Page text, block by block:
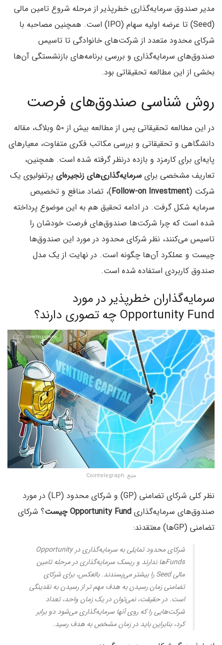
مدیر صندوق سرمایه‌گذاری خطرپذیر از مرحله شروع تامین مالی
(Seed) تا عرضه اولیه سهام (IPO) است. همچنین مصاحبه با
شرکای محدود متعدد از شرکت‌های خانوادگی تا تاسیس
صندوق‌های سرمایه‌گذاری و بررسی برنامه‌های بازنشستگی آن‌ها
بخشی از این مطالعه تحقیقاتی بود.
روش شناسی صندوق‌های فرصت
در این مطالعه تحقیقاتی پس از مطالعه بیش از ۵۰ وبلاگ، مقاله
دانشگاهی و تحقیقاتی و بررسی مکاتب فکری متفاوت، معیارهای
پایه‌ای برای کارمزد و بازده درنظر گرفته شده است. همچنین،
تعاریف مشخصی برای سرمایه‌گذاری‌های زنجیره‌ای پرتفولیوی یک
شرکت (Follow-on Investment)، تضاد منافع و تخصیص
سرمایه شکل گرفت. در ادامه تحقیق هم به این موضوع پرداخته
شده است که چرا شرکت‌ها صندوق‌های فرصت خودشان را
تاسیس می‌کنند، نظر شرکای محدود در مورد این صندوق‌ها
چیست و عملکرد آن‌ها چگونه است. در نهایت از یک مدل
صندوق کاربردی استفاده شده است.
سرمایه‌گذاران خطرپذیر در مورد
Opportunity Fund چه تصوری دارند؟
منبع: Cointelegraph
نظر کلی شرکای تضامنی (GP) و شرکای محدود (LP) در مورد
صندوق‌های سرمایه‌گذاری
؟ شرکای
تضامنی (GPها) معتقدند:
شرکای محدود تمایلی به سرمایه‌گذاری در Opportunity
Fundsها ندارند و ریسک سرمایه‌گذاری در مرحله تامین
مالی Seed را بیشتر می‌پسندند. بالعکس، برای شرکای
تضامنی زمان رسیدن به هدف مهم تر از رسیدن به نقدینگی
است. در حقیقت، نمی‌توان در یک زمان واحد، تعداد
شرکت‌هایی را که روی آنها سرمایه‌گذاری می‌شود دو برابر
کرد، بنابراین باید در زمان مشخص به هدف رسید.